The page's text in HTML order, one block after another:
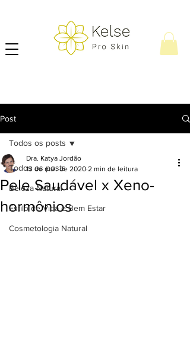
Post
Todos os posts
Beleza Natural
Estilo de Vida e Bem Estar
Cosmetologia Natural
Todos os posts
Pele Saudável x Xeno-
hormônios
Dra. Katya Jordão
13 de mai. de 2020 2 min de leitura